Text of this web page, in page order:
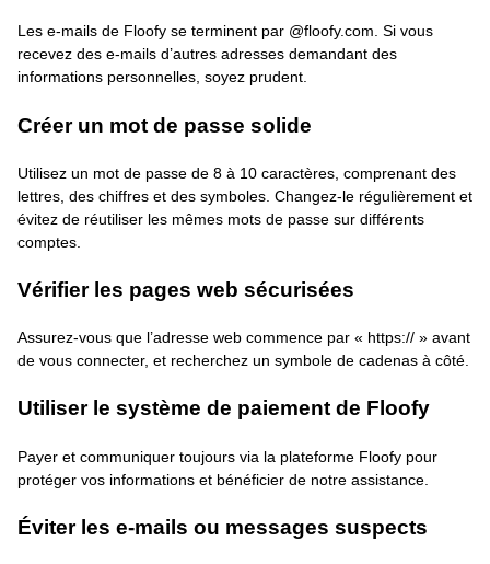
Les e-mails de Floofy se terminent par @floofy.com. Si vous
recevez des e-mails d’autres adresses demandant des
informations personnelles, soyez prudent.
Créer un mot de passe solide
Utilisez un mot de passe de 8 à 10 caractères, comprenant des
lettres, des chiffres et des symboles. Changez-le régulièrement et
évitez de réutiliser les mêmes mots de passe sur différents
comptes.
Vérifier les pages web sécurisées
Assurez-vous que l’adresse web commence par « https:// » avant
de vous connecter, et recherchez un symbole de cadenas à côté.
Utiliser le système de paiement de Floofy
Payer et communiquer toujours via la plateforme Floofy pour
protéger vos informations et bénéficier de notre assistance.
Éviter les e-mails ou messages suspects